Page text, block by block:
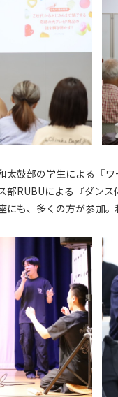
太鼓部の学生による『
部RUBUによる『ダン
も、多くの方が参加。